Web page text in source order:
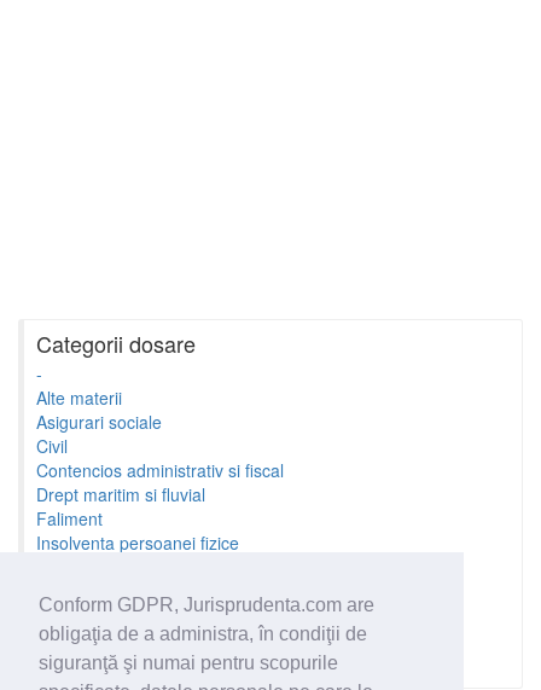
Conform GDPR, Jurisprudenta.com are
obligaţia de a administra, în condiţii de
siguranţă şi numai pentru scopurile
Categorii dosare
-
Alte materii
Asigurari sociale
Civil
Contencios administrativ si fiscal
Drept maritim si fluvial
Faliment
Insolventa persoanei fizice
Minori si familie
Penal
Proprietate Intelectuala